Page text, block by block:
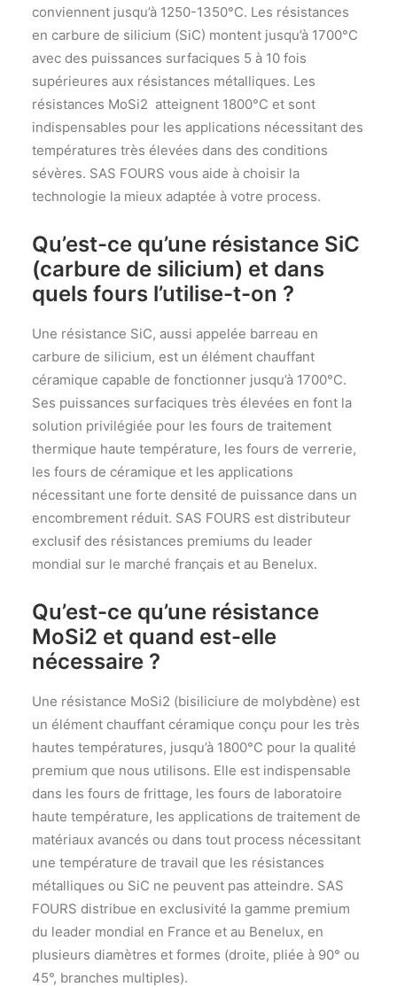
conviennent jusqu’à 1250-1350°C. Les résistances
en carbure de silicium (SiC) montent jusqu’à 1700°C
avec des puissances surfaciques 5 à 10 fois
supérieures aux résistances métalliques. Les
résistances MoSi2 atteignent 1800°C et sont
indispensables pour les applications nécessitant des
températures très élevées dans des conditions
sévères. SAS FOURS vous aide à choisir la
technologie la mieux adaptée à votre process.
Qu’est-ce qu’une résistance SiC
(carbure de silicium) et dans
quels fours l’utilise-t-on ?
Une résistance SiC, aussi appelée barreau en
carbure de silicium, est un élément chauffant
céramique capable de fonctionner jusqu’à 1700°C.
Ses puissances surfaciques très élevées en font la
solution privilégiée pour les fours de traitement
thermique haute température, les fours de verrerie,
les fours de céramique et les applications
nécessitant une forte densité de puissance dans un
encombrement réduit. SAS FOURS est distributeur
exclusif des résistances premiums du leader
mondial sur le marché français et au Benelux.
Qu’est-ce qu’une résistance
MoSi2 et quand est-elle
nécessaire ?
Une résistance MoSi2 (bisiliciure de molybdène) est
un élément chauffant céramique conçu pour les très
hautes températures, jusqu’à 1800°C pour la qualité
premium que nous utilisons. Elle est indispensable
dans les fours de frittage, les fours de laboratoire
haute température, les applications de traitement de
matériaux avancés ou dans tout process nécessitant
une température de travail que les résistances
métalliques ou SiC ne peuvent pas atteindre. SAS
FOURS distribue en exclusivité la gamme premium
du leader mondial en France et au Benelux, en
plusieurs diamètres et formes (droite, pliée à 90° ou
45°, branches multiples).